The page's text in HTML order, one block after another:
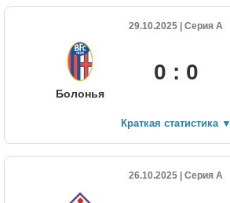
29.10.2025 | Серия А
Болонья
0 : 0
Краткая статистика ▼
26.10.2025 | Серия А